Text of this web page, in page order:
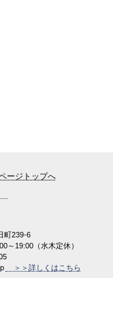
ージトップへ
町239-6
～19:00（水木定休）
＞＞詳しくはこちら